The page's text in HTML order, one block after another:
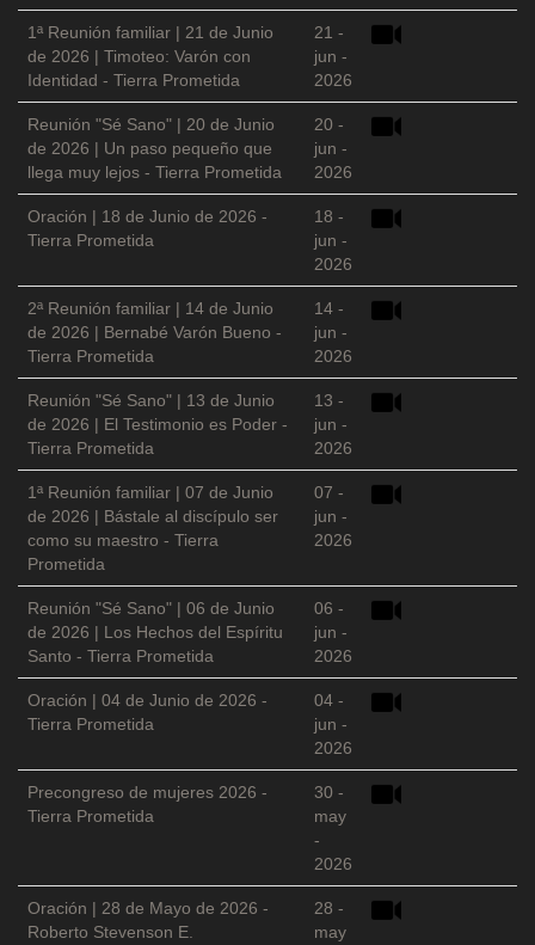
1ª Reunión familiar | 21 de Junio
de 2026 | Timoteo: Varón con
Identidad - Tierra Prometida
21 -
jun -
2026
Reunión "Sé Sano" | 20 de Junio
de 2026 | Un paso pequeño que
llega muy lejos - Tierra Prometida
20 -
jun -
2026
Oración | 18 de Junio de 2026 -
Tierra Prometida
18 -
jun -
2026
2ª Reunión familiar | 14 de Junio
de 2026 | Bernabé Varón Bueno -
Tierra Prometida
14 -
jun -
2026
Reunión "Sé Sano" | 13 de Junio
de 2026 | El Testimonio es Poder -
Tierra Prometida
13 -
jun -
2026
1ª Reunión familiar | 07 de Junio
de 2026 | Bástale al discípulo ser
como su maestro - Tierra
Prometida
07 -
jun -
2026
Reunión "Sé Sano" | 06 de Junio
de 2026 | Los Hechos del Espíritu
Santo - Tierra Prometida
06 -
jun -
2026
Oración | 04 de Junio de 2026 -
Tierra Prometida
04 -
jun -
2026
Precongreso de mujeres 2026 -
Tierra Prometida
30 -
may
-
2026
Oración | 28 de Mayo de 2026 -
Roberto Stevenson E.
28 -
may